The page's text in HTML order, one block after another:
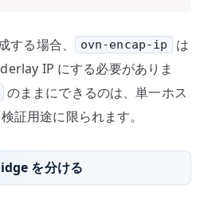
する場合、 ovn-encap-ip
は
IP にする必要がありま
のままにできるのは、単一ホス
証用途に限られます。
を分ける